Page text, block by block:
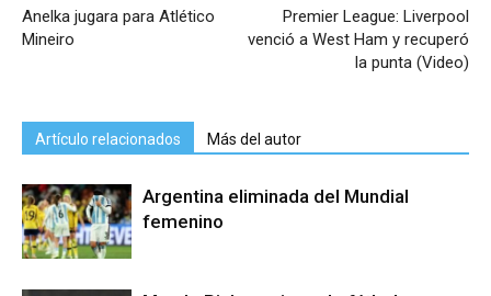
Anelka jugara para Atlético
Mineiro
Premier League: Liverpool
venció a West Ham y recuperó
la punta (Video)
Artículo relacionados Más del autor
Argentina eliminada del Mundial
femenino